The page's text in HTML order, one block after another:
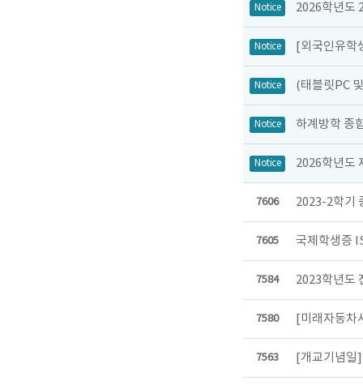
Notice 2026학년도
Notice [외국인유학
Notice (태블릿PC
Notice 하계방학 종
Notice 2026학년도
7606 2023-2학기
7605 국제학생증
7584 2023학년도
7580 [미래자동차
7563 [개교기념일